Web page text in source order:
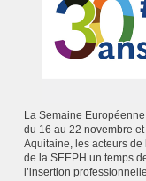
La Semaine
du 16 au 22 novembre
Aquitaine, les acteurs
de la SEEPH un temps
l’insertion